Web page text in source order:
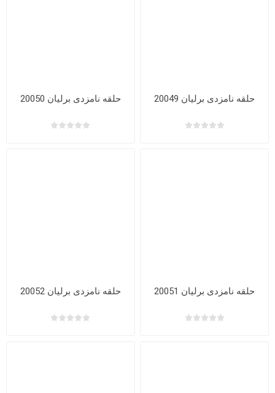
حلقه نامزدی برلیان 20049 حلقه نامزدی برلیان 20050
حلقه نامزدی برلیان 20051 حلقه نامزدی برلیان 20052